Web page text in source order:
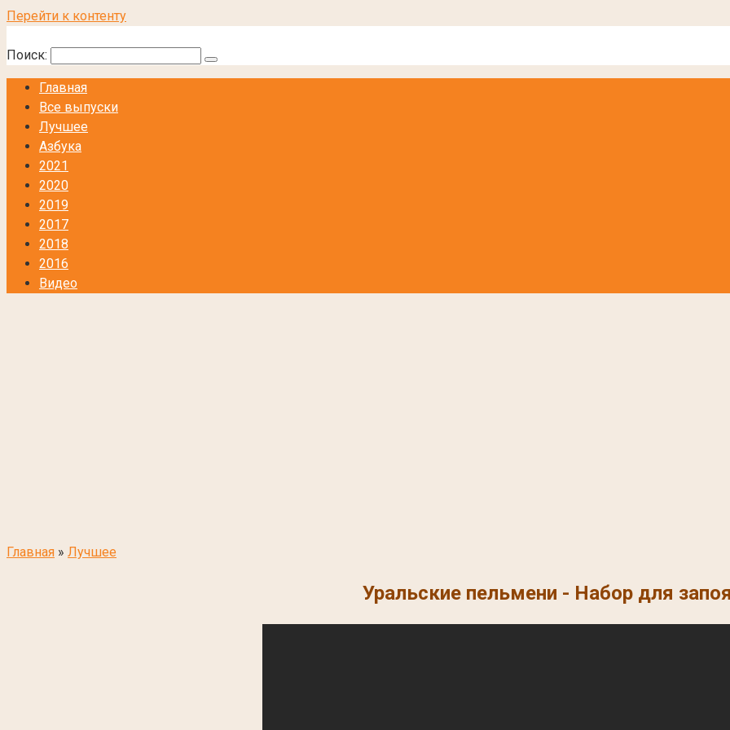
Перейти к контенту
Поиск:
Главная
Все выпуски
Лучшее
Азбука
2021
2020
2019
2017
2018
2016
Видео
Главная » Лучшее
Уральские пельмени - Набор для